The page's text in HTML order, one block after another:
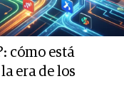
cómo está
era de los